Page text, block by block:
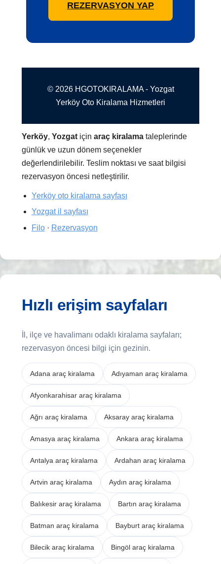
REZERVASYON YAP
© 2026 HGOTOKIRALAMA - Yozgat
Yerköy Oto Kiralama Hizmetleri
Yerköy,Yozgat içinaraç kiralama taleplerinde
günlük ve uzun dönem seçenekler
değerlendirilebilir. Teslim noktası ve saat bilgisi
rezervasyon öncesi netleştirilir.
Yerköy oto kiralama sayfası
Yozgat il sayfası
Filo· Rezervasyon
Hızlı erişim sayfaları
İl, ilçe ve havalimanı odaklı kiralama sayfaları;
rezervasyon öncesi bilgi için gezinin.
Adana araç kiralama Adıyaman araç kiralama
Afyonkarahisar araç kiralama
Ağrı araç kiralama Aksaray araç kiralama
Amasya araç kiralama Ankara araç kiralama
Antalya araç kiralama Ardahan araç kiralama
Artvin araç kiralama Aydın araç kiralama
Balıkesir araç kiralama Bartın araç kiralama
Batman araç kiralama Bayburt araç kiralama
Bilecik araç kiralama Bingöl araç kiralama